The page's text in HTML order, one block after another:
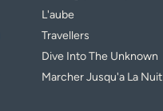
L'aube
Travellers
Dive Into The Unknown
Marcher Jusqu'a La Nuit